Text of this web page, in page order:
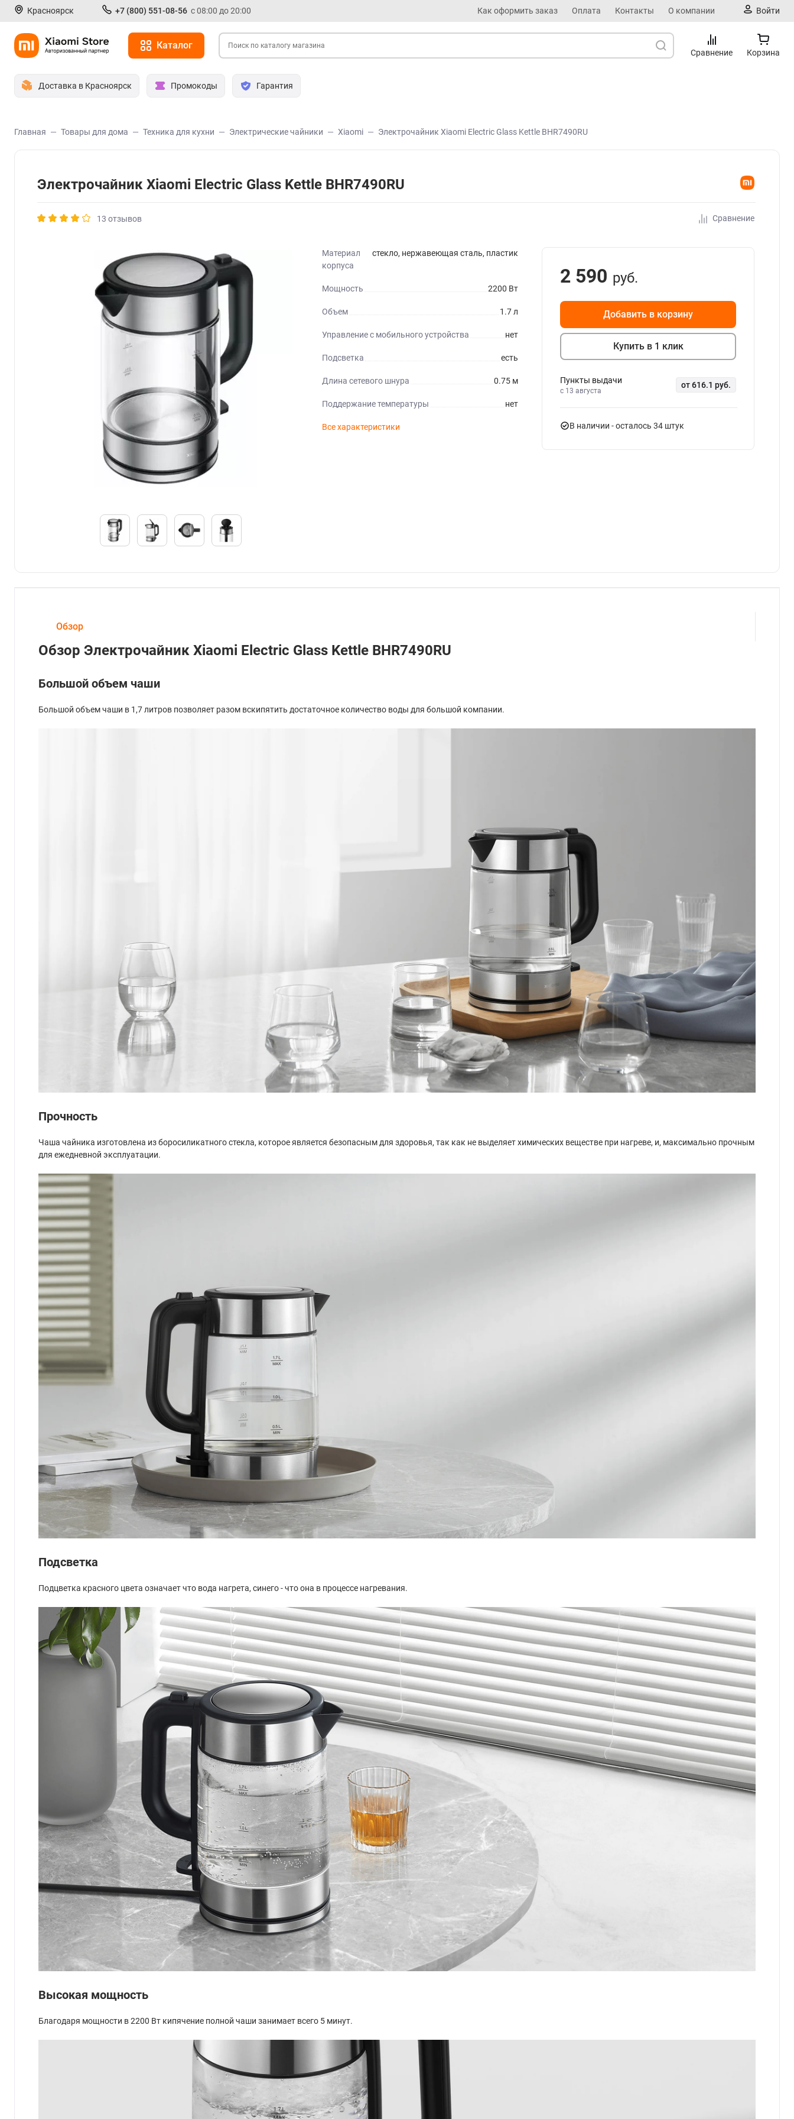
Красноярск +7 (800) 551-08-56 с 08:00 до 20:00 Как оформить заказ Оплата Контакты О компании Войти
Каталог
Сравнение Корзина
Доставка в Красноярск Промокоды Гарантия
Главная Товары для дома Техника для кухни Электрические чайники Xiaomi Электрочайник Xiaomi Electric Glass Kettle BHR7490RU
Электрочайник Xiaomi Electric Glass Kettle BHR7490RU
13 отзывов Сравнение
Материал
корпуса
стекло, нержавеющая сталь, пластик
Мощность 2200 Вт
Объем 1.7 л
Управление с мобильного устройства нет
Подсветка есть
Длина сетевого шнура 0.75 м
Поддержание температуры нет
Все характеристики
2 590 руб.
Добавить в корзину
Купить в 1 клик
Пункты выдачи
c 13 августа
от 616.1 руб.
В наличии - осталось 34 штук
Обзор
Обзор Электрочайник Xiaomi Electric Glass Kettle BHR7490RU
Большой объем чаши
Большой объем чаши в 1,7 литров позволяет разом вскипятить достаточное количество воды для большой компании.
Прочность
Чаша чайника изготовлена из боросиликатного стекла, которое является безопасным для здоровья, так как не выделяет химических веществе при нагреве, и, максимально прочным
для ежедневной эксплуатации.
Подсветка
Подцветка красного цвета означает что вода нагрета, синего - что она в процессе нагревания.
Высокая мощность
Благодаря мощности в 2200 Вт кипячение полной чаши занимает всего 5 минут.